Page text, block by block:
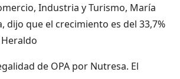
Industria y Turismo, María
dijo que el crecimiento es del 33,7%
de OPA por Nutresa. El